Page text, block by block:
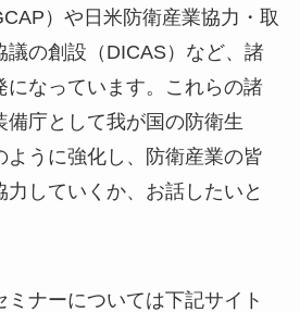
）や日米防衛産業協力・取
議の創設（DICAS）など、諸
になっています。これらの諸
備庁として我が国の防衛生
ように強化し、防衛産業の皆
力していくか、お話したいと
ミナーについては下記サイト